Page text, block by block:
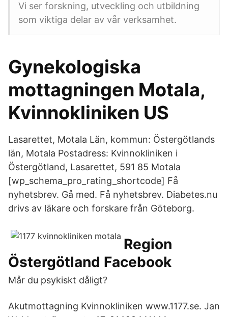
Vi ser forskning, utveckling och utbildning
som viktiga delar av vår verksamhet.
Gynekologiska
mottagningen Motala,
Kvinnokliniken US
Lasarettet, Motala Län, kommun: Östergötlands
län, Motala Postadress: Kvinnokliniken i
Östergötland, Lasarettet, 591 85 Motala
[wp_schema_pro_rating_shortcode] Få
nyhetsbrev. Gå med. Få nyhetsbrev. Diabetes.nu
drivs av läkare och forskare från Göteborg.
Region
Östergötland Facebook
Mår du psykiskt dåligt?
Akutmottagning Kvinnokliniken www.1177.se. Jan